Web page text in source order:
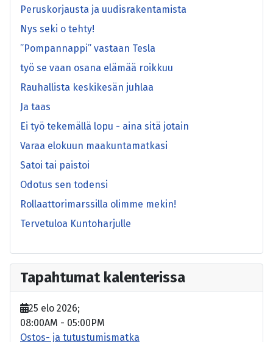
Peruskorjausta ja uudisrakentamista
Nys seki o tehty!
”Pompannappi” vastaan Tesla
työ se vaan osana elämää roikkuu
Rauhallista keskikesän juhlaa
Ja taas
Ei työ tekemällä lopu - aina sitä jotain
Varaa elokuun maakuntamatkasi
Satoi tai paistoi
Odotus sen todensi
Rollaattorimarssilla olimme mekin!
Tervetuloa Kuntoharjulle
Tapahtumat kalenterissa
25 elo 2026;
08:00AM - 05:00PM
Ostos- ja tutustumismatka